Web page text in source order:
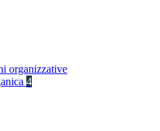
organizzative
4